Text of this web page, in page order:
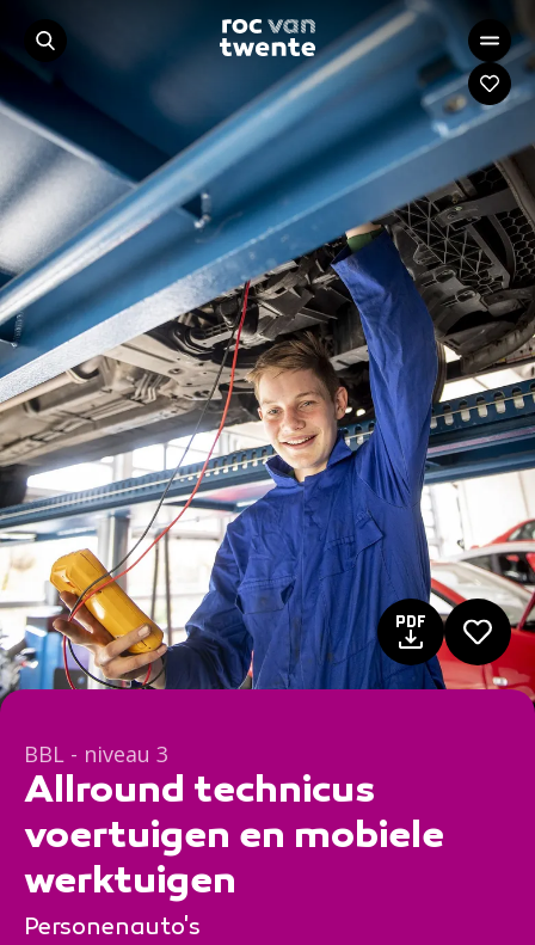
BBL - niveau 3
Allround technicus
voertuigen en mobiele
werktuigen
Personenauto's